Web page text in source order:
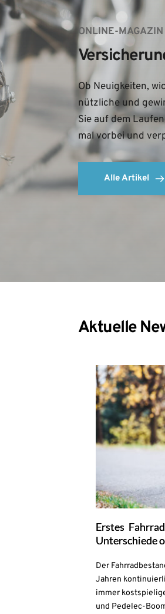
ONLINE-MAGAZIN
Ob Neuigkeiten,
nützliche und
Sie auf dem
mal vorbei und
Alle Artikel
Aktuelle
Erstes
Unterschiede
Der
Jahren
immer
und Pedelec-